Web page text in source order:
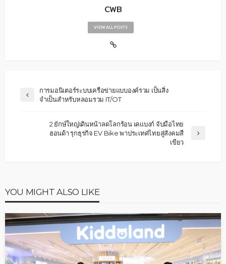
CWB
VIEW ALL POSTS
การมอนิเตอร์ระบบเครือข่ายแบบองค์รวม เป็นสิ่ง
จำเป็นสำหรับหลอมรวม IT/OT
2 ยักษ์ใหญ่เดินหน้าลดโลกร้อน เคแบงก์ จับมือไทย
ฮอนด้า รุกธุรกิจ EV Bike พาประเทศไทยสู่สังคมสี
เขียว
YOU MIGHT ALSO LIKE